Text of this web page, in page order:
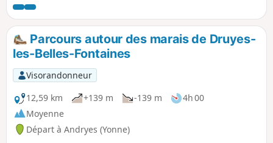
traversant une large zone boisée. Le sentier
emprunte également quelques petites
routes sans circulation.
Parcours autour des marais de Druyes-
les-Belles-Fontaines
Visorandonneur
12,59 km
+139 m -139 m
4h 00
Moyenne
Départ à Andryes (Yonne)